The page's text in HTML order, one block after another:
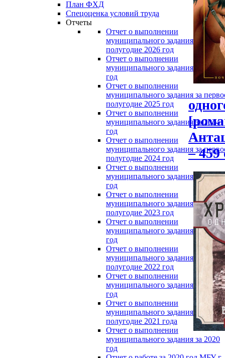
План ФХД
Спецоценка условий труда
Отчеты
Отчет о выполнении
муниципального задания за
полугодие 2026 год
Отчет о выполнении
муниципального задания за 2025
год
Отчет о выполнении
муниципального задания за
полугодие 2025 год
Отчет о выполнении
муниципального задания за 2024
год
Отчет о выполнении
муниципального задания за
полугодие 2024 год
Отчет о выполнении
муниципального задания за 2023
год
Отчет о выполнении
муниципального задания за
полугодие 2023 год
Отчет о выполнении
муниципального задания за 2022
год
Отчет о выполнении
муниципального задания за
полугодие 2022 год
Отчет о выполнении
муниципального задания за 2021
год
Отчет о выполнении
муниципального задания за
полугодие 2021 года
Отчет о выполнении
муниципального задания за 2020
год
– 459